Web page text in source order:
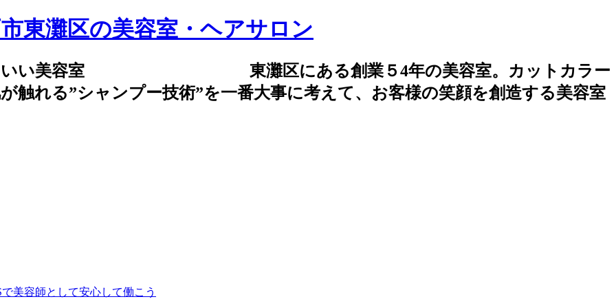
持ちいい美容室 東灘区にある創業５4年の美容室。カットカラー
触れる”シャンプー技術”を一番大事に考えて、お客様の笑顔を創造する美容室
美容師として安心して働こう